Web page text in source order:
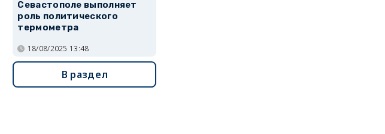
Севастополе выполняет
роль политического
термометра
18/08/2025 13:48
В раздел